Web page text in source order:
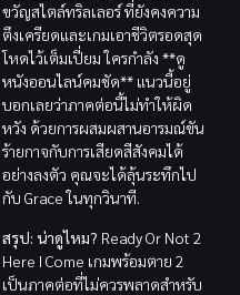
ขวัญสไตล์ทริลเลอร์ ที่ยังคงความ
ตึงเครียดและเกมเอาชีวิตรอดสุด
โหดไว้เต็มเปี่ยม ใครกำลัง **ดู
หนังออนไลน์คมชัด** แนวนี้อยู่
บอกเลยว่าภาคต่อนี้ไม่ทำให้ผิด
หวัง ด้วยการผสมผสานอารมณ์ขัน
ร้ายกาจกับการเสียดสีสังคมได้
อย่างลงตัว คุณจะได้ลุ้นระทึกไป
กับ Grace ในทุกวินาที.
สรุป: น่าดูไหม? Ready Or Not 2
Here I Come เกมพร้อมตาย 2
เป็นภาคต่อที่ไม่ควรพลาดสำหรับ